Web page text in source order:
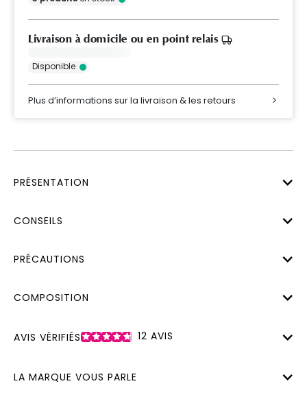
Livraison à domicile ou en point relais
Disponible
Plus d’informations sur la livraison & les retours
PRÉSENTATION
CONSEILS
PRÉCAUTIONS
COMPOSITION
AVIS VÉRIFIÉS 12 AVIS
LA MARQUE VOUS PARLE